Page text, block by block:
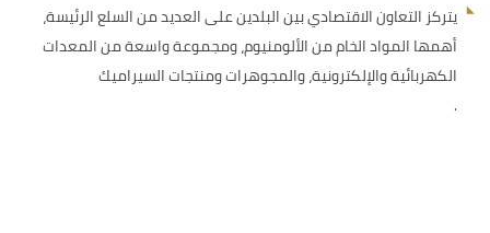
يتركز التعاون الاقتصادي بين البلدين على العديد من السلع الرئيسة،
أهمها المواد الخام من الألومنيوم، ومجموعة واسعة من المعدات
الكهربائية والإلكترونية، والمجوهرات ومنتجات السيراميك
.